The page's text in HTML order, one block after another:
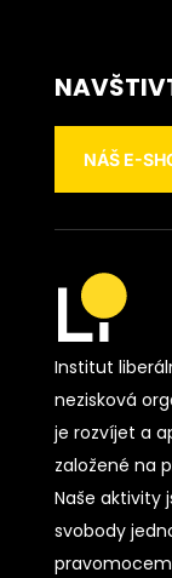
NÁŠ E-
Institut
nezisková
je rozvíjet a
založené na
Naše aktivity
svobody